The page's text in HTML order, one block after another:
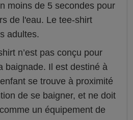
moins de 5 secondes pour
de l'eau. Le tee-shirt
adultes.
n’est pas conçu pour
baignade. Il est destiné à
se trouve à proximité
de se baigner, et ne doit
un équipement de